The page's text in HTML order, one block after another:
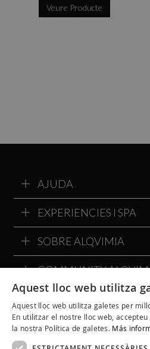
Veure Producte
AJUDA
EXPERIENCIES I SPA
SOBRE ALQVIMIA
COMMUNITY
Aquest lloc web utilitza
Aquest lloc web utilitza galetes per
En utilitzar el nostre lloc web,
la nostra Política de galetes. Más